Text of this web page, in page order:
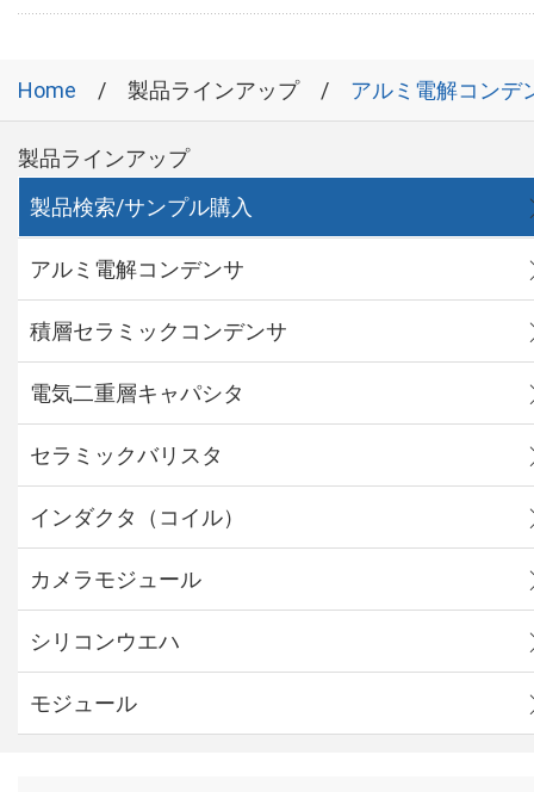
Home 製品ラインアップ アルミ電解コンデ
製品ラインアップ
製品検索/サンプル購入
アルミ電解コンデンサ
積層セラミックコンデンサ
電気二重層キャパシタ
セラミックバリスタ
インダクタ（コイル）
カメラモジュール
シリコンウエハ
モジュール